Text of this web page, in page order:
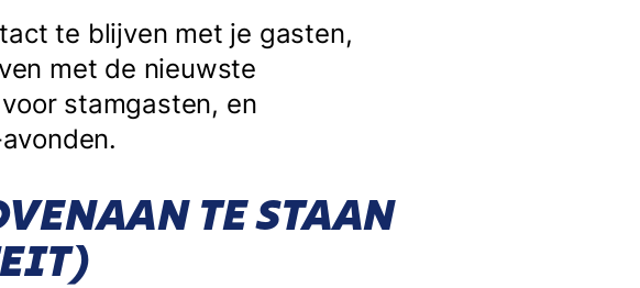
te blijven met je gasten,
met de nieuwste
stamgasten, en
TE STAAN